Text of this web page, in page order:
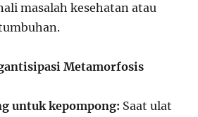
masalah kesehatan atau
Metamorfosis
untuk kepompong: Saat ulat